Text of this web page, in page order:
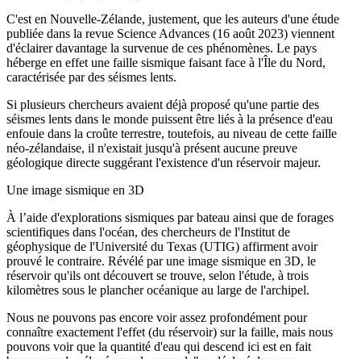
C'est en Nouvelle-Zélande, justement, que les auteurs d'une étude
publiée dans la revue Science Advances (16 août 2023) viennent
d'éclairer davantage la survenue de ces phénomènes. Le pays
héberge en effet une faille sismique faisant face à l'Île du Nord,
caractérisée par des séismes lents.
Si plusieurs chercheurs avaient déjà proposé qu'une partie des
séismes lents dans le monde puissent être liés à la présence d'eau
enfouie dans la croûte terrestre, toutefois, au niveau de cette faille
néo-zélandaise, il n'existait jusqu'à présent aucune preuve
géologique directe suggérant l'existence d'un réservoir majeur.
Une image sismique en 3D
À l’aide d'explorations sismiques par bateau ainsi que de forages
scientifiques dans l'océan, des chercheurs de l'Institut de
géophysique de l'Université du Texas (UTIG) affirment avoir
prouvé le contraire. Révélé par une image sismique en 3D, le
réservoir qu'ils ont découvert se trouve, selon l'étude, à trois
kilomètres sous le plancher océanique au large de l'archipel.
Nous ne pouvons pas encore voir assez profondément pour
connaître exactement l'effet (du réservoir) sur la faille, mais nous
pouvons voir que la quantité d'eau qui descend ici est en fait